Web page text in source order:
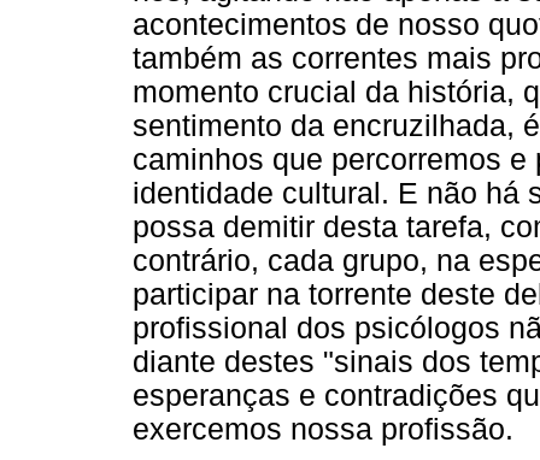
acontecimentos de nosso
também as correntes mais
momento crucial da história,
sentimento da encruzilhada,
caminhos que percorremos
identidade cultural. E não há
possa demitir desta tarefa,
contrário, cada grupo, na
participar na torrente deste
profissional dos psicólogos
diante destes "sinais dos
esperanças e contradições
exercemos nossa profissão.